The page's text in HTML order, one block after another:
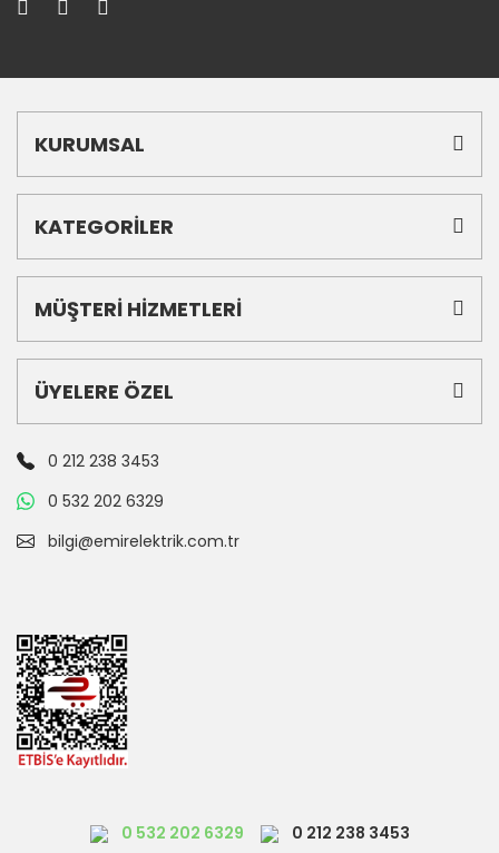
KURUMSAL
KATEGORİLER
MÜŞTERİ HİZMETLERİ
ÜYELERE ÖZEL
0 212 238 3453
0 532 202 6329
bilgi@emirelektrik.com.tr
0 532 202 6329 0 212 238 3453